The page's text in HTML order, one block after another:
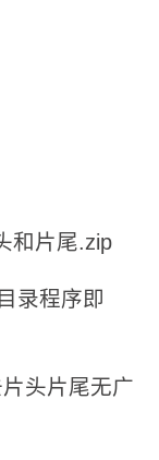
和片尾.zip
录程序即
头片尾无广